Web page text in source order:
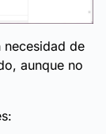
de
aunque no